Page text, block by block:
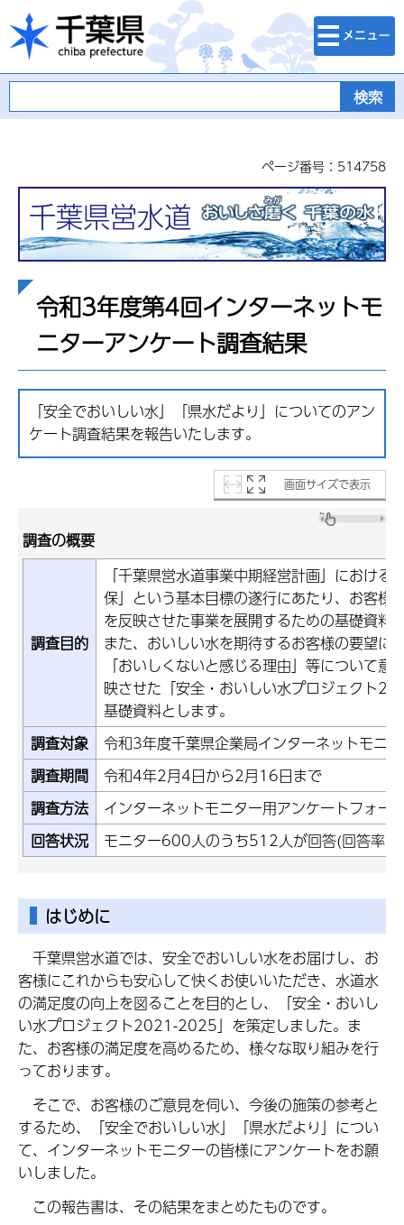
千葉県
検索・メニュ
ー
ページ番号：514758
千葉県営水道
令和3年度第4回インターネットモ
ニターアンケート調査結果
「安全でおいしい水」「県水だより」についてのアン
ケート調査結果を報告いたします。
画面サイズで表示
調査の概要
調査目的
「千葉県営水道事業中期経営計画」におけ
保」という基本目標の遂行にあたり、お客様
を反映させた事業を展開するための基礎資料
また、おいしい水を期待するお客様の要望に
「おいしくないと感じる理由」等について
映させた「安全・おいしい水プロジェクト
基礎資料とします。
調査対象
令和3年度千葉県企業局インターネットモニ
調査期間
令和4年2月4日から2月16日まで
調査方法
インターネットモニター用アンケートフォー
回答状況
モニター600人のうち512人が回答(回答率
はじめに
千葉県営水道では、安全でおいしい水をお届けし、お
客様にこれからも安心して快くお使いいただき、水道水
の満足度の向上を図ることを目的とし、「安全・おいし
い水プロジェクト2021-2025」を策定しました。ま
た、お客様の満足度を高めるため、様々な取り組みを行
っております。
そこで、お客様のご意見を伺い、今後の施策の参考と
するため、「安全でおいしい水」「県水だより」につい
て、インターネットモニターの皆様にアンケートをお願
いしました。
この報告書は、その結果をまとめたものです。